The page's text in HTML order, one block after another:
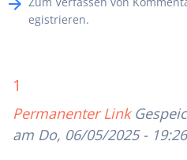
egistrieren.
1
Permanenter Link
am Do, 06/05/2025 - 19:26